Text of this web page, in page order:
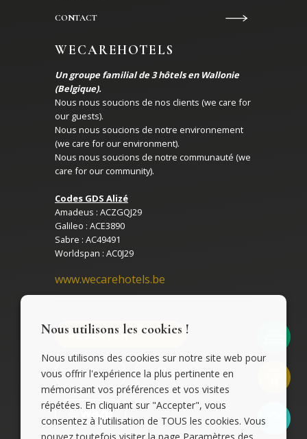
Nous utilisons les cookies !
Nous utilisons des cookies sur notre site web pour
vous offrir l'expérience la plus pertinente en
mémorisant vos préférences et vos visites
répétées. En cliquant sur "Accepter", vous
consentez à l'utilisation de TOUS les cookies. Vous
CONTACT
WECAREHOTELS
Un groupe familial de 3 hôtels en Wallonie
(Belgique).
Nous nous soucions de nos clients (we care for
our guests).
Nous nous soucions de notre environnement
(we care for our environment).
Nous nous soucions de notre communauté (we
care for our community).
Codes GDS Alizé
Amadeus : ACZGQJ29
Galileo : ACE3890
Sabre : AC49491
Worldspan : AC0J29
www.wecarehotels.be
RÉSERVER